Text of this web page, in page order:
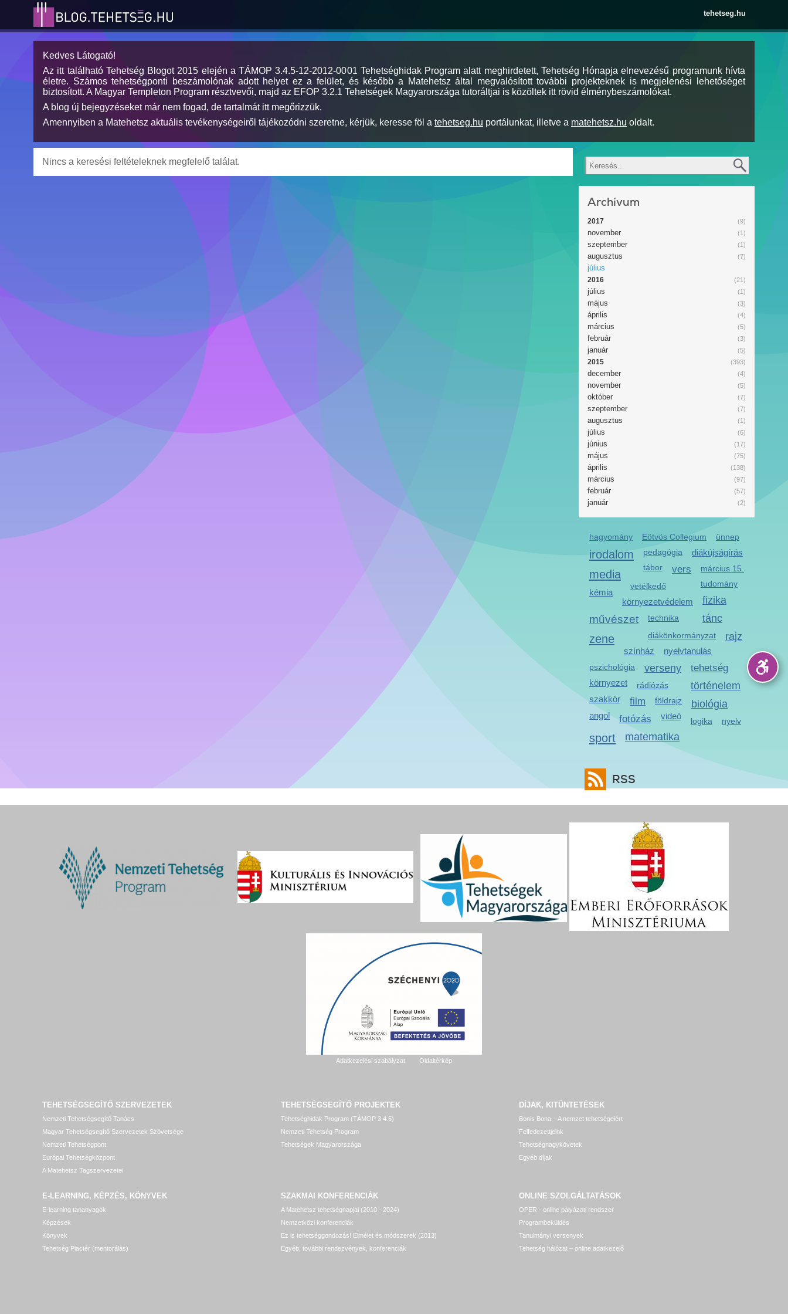
tehetseg.hu
Kedves Látogató!
Az itt található Tehetség Blogot 2015 elején a TÁMOP 3.4.5-12-2012-0001 Tehetséghidak Program alatt meghirdetett, Tehetség Hónapja elnevezésű programunk hívta
életre. Számos tehetségponti beszámolónak adott helyet ez a felület, és később a Matehetsz által megvalósított további projekteknek is megjelenési lehetőséget
biztosított. A Magyar Templeton Program résztvevői, majd az EFOP 3.2.1 Tehetségek Magyarországa tutoráltjai is közöltek itt rövid élménybeszámolókat.
A blog új bejegyzéseket már nem fogad, de tartalmát itt megőrizzük.
Amennyiben a Matehetsz aktuális tevékenységeiről tájékozódni szeretne, kérjük, keresse föl a tehetseg.hu portálunkat, illetve a matehetsz.hu oldalt.
Nincs a keresési feltételeknek megfelelő találat. Keresés
Archívum
(9)
2017
(1)
november
(1)
szeptember
(7)
augusztus
július
(21)
2016
(1)
július
(3)
május
(4)
április
(5)
március
(3)
február
(5)
január
(393)
2015
(4)
december
(5)
november
(7)
október
(7)
szeptember
(1)
augusztus
(6)
július
(17)
június
(75)
május
(138)
április
(97)
március
(57)
február
(2)
január
hagyomány Eötvös Collegium
irodalom pedagógia
ünnep
diákújságírás
tábor vers március 15.
media
tudomány
vetélkedő
kémia
környezetvédelem
művészet
fizika
tánc
diákönkormányzat
technika
zene
színház nyelvtanulás
pszichológia verseny tehetség
történelem
környezet rádiózás
rajz
szakkör film földrajz biológia
angol fotózás videó logika nyelv
sport matematika
RSS
Adatkezelési szabályzat Oldaltérkép
TEHETSÉGSEGÍTŐ SZERVEZETEK
Nemzeti Tehetségsegítő Tanács
Magyar Tehetségsegítő Szervezetek Szövetsége
Nemzeti Tehetségpont
Európai Tehetségközpont
A Matehetsz Tagszervezetei
TEHETSÉGSEGÍTŐ PROJEKTEK
Tehetséghidak Program (TÁMOP 3.4.5)
Nemzeti Tehetség Program
Tehetségek Magyarországa
DÍJAK, KITÜNTETÉSEK
Bonis Bona – A nemzet tehetségeiért
Felfedezettjeink
Tehetségnagykövetek
Egyéb díjak
E-LEARNING, KÉPZÉS, KÖNYVEK
E-learning tananyagok
Képzések
Könyvek
Tehetség Piactér (mentorálás)
SZAKMAI KONFERENCIÁK
A Matehetsz tehetségnapjai (2010 - 2024)
Nemzetközi konferenciák
Ez is tehetséggondozás! Elmélet és módszerek (2013)
Egyéb, további rendezvények, konferenciák
ONLINE SZOLGÁLTATÁSOK
OPER - online pályázati rendszer
Programbeküldés
Tanulmányi versenyek
Tehetség hálózat – online adatkezelő